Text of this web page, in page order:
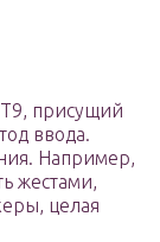
Т9, присущий
ввода.
Например,
жестами,
целая